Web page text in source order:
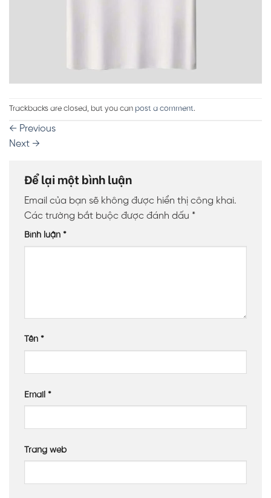
Trackbacks are closed, but you can post a comment.
← Previous
Next →
Để lại một bình luận
Email của bạn sẽ không được hiển thị công khai.
Các trường bắt buộc được đánh dấu *
Bình luận *
Tên *
Email *
Trang web